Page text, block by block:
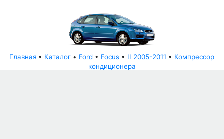
Главная • Каталог • Ford • Focus • II 2005-2011 • Компрессор
кондиционера